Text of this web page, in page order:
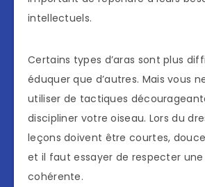
intellectuels.
Certains types d’aras sont plus
éduquer que d’autres. Mais vous
utiliser de tactiques
discipliner votre oiseau. Lors du
leçons doivent être courtes,
et il faut essayer de respecter
cohérente.